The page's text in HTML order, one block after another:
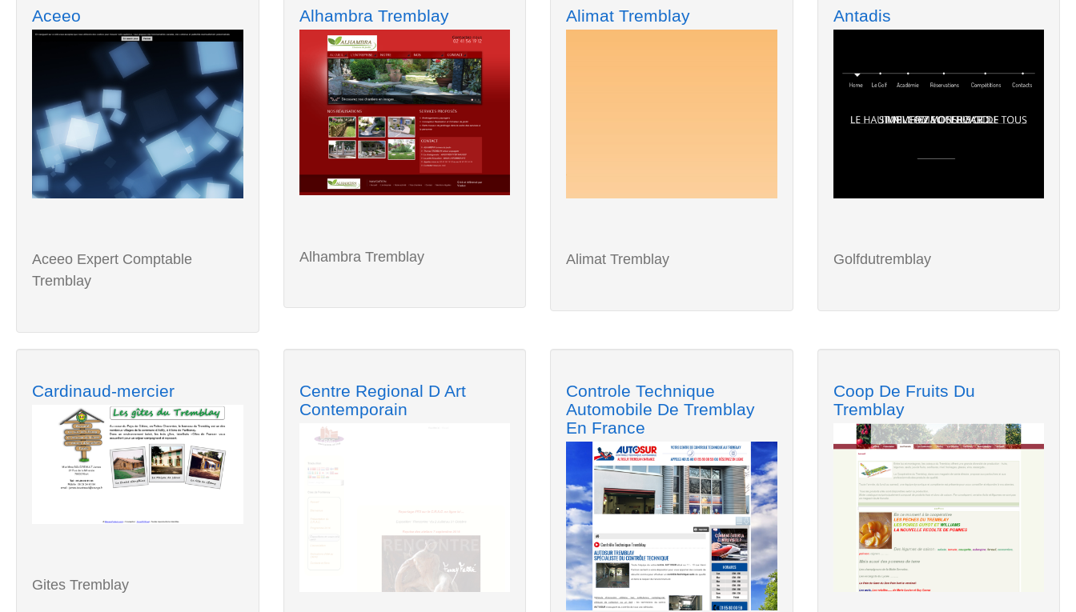
Aceeo
Aceeo Expert Comptable
Tremblay
Alhambra Tremblay
Alhambra Tremblay
Alimat Tremblay
Alimat Tremblay
Antadis
Golfdutremblay
Cardinaud-mercier
Gites Tremblay
Centre Regional D Art
Contemporain
Controle Technique
Automobile De Tremblay
En France
Coop De Fruits Du
Tremblay